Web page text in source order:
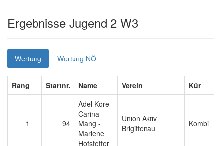
Ergebnisse Jugend 2 W3
Wertung Wertung NÖ
Rang Startnr. Name Verein Kür
1 94
Adel Kore -
Carina
Mang -
Marlene
Hofstetter
Union Aktiv
Brigittenau
Kombi